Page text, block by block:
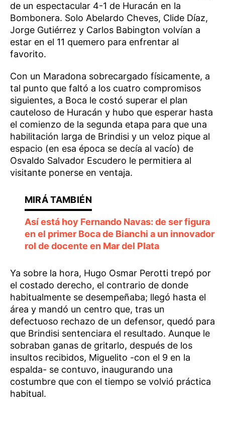
de un espectacular 4-1 de Huracán en la
Bombonera. Solo Abelardo Cheves, Clide Díaz,
Jorge Gutiérrez y Carlos Babington volvían a
estar en el 11 quemero para enfrentar al
favorito.
Con un Maradona sobrecargado físicamente, a
tal punto que faltó a los cuatro compromisos
siguientes, a Boca le costó superar el plan
cauteloso de Huracán y hubo que esperar hasta
el comienzo de la segunda etapa para que una
habilitación larga de Brindisi y un veloz pique al
espacio (en esa época se decía al vacío) de
Osvaldo Salvador Escudero le permitiera al
visitante ponerse en ventaja.
Así está hoy Fernando Navas: de ser figura
en el primer Boca de Bianchi a un innovador
rol de docente en Mar del Plata
Ya sobre la hora, Hugo Osmar Perotti trepó por
el costado derecho, el contrario de donde
habitualmente se desempeñaba; llegó hasta el
área y mandó un centro que, tras un
defectuoso rechazo de un defensor, quedó para
que Brindisi sentenciara el resultado. Aunque le
sobraban ganas de gritarlo, después de los
insultos recibidos, Miguelito -con el 9 en la
espalda- se contuvo, inaugurando una
costumbre que con el tiempo se volvió práctica
habitual.